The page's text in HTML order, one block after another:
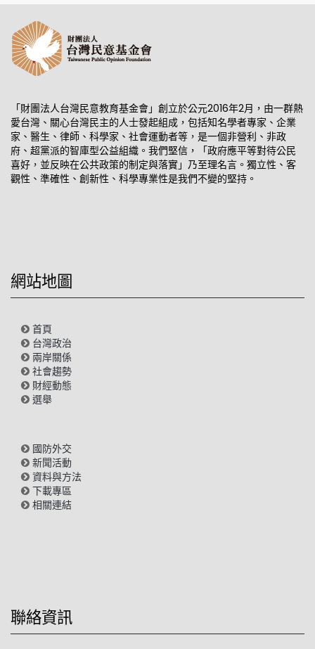
「財團法人台灣民意教育基金會」創立於公元2016年2月，由一群熱
愛台灣、關心台灣民主的人士發起組成，包括知名學者專家、企業
家、醫生、律師、科學家、社會運動者等，是一個非營利、非政
府、超黨派的智庫型公益組織。我們堅信，「政府應平等對待公民
喜好，並反映在公共政策的制定與落實」乃至理名言。獨立性、客
觀性、準確性、創新性、科學專業性是我們不變的堅持。
網站地圖
首頁
台灣政治
兩岸關係
社會趨勢
財經動態
選舉
國防外交
新聞活動
資料與方法
下載專區
相關連結
聯絡資訊